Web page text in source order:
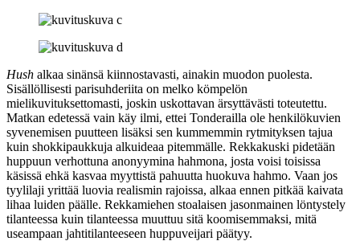
Hush alkaa sinänsä kiinnostavasti, ainakin muodon puolesta.
Sisällöllisesti parisuhderiita on melko kömpelön
mielikuvituksettomasti, joskin uskottavan ärsyttävästi toteutettu.
Matkan edetessä vain käy ilmi, ettei Tonderailla ole henkilökuvien
syvenemisen puutteen lisäksi sen kummemmin rytmityksen tajua
kuin shokkipaukkuja alkuideaa pitemmälle. Rekkakuski pidetään
huppuun verhottuna anonyymina hahmona, josta voisi toisissa
käsissä ehkä kasvaa myyttistä pahuutta huokuva hahmo. Vaan jos
tyylilaji yrittää luovia realismin rajoissa, alkaa ennen pitkää kaivata
lihaa luiden päälle. Rekkamiehen stoalaisen jasonmainen löntystely
tilanteessa kuin tilanteessa muuttuu sitä koomisemmaksi, mitä
useampaan jahtitilanteeseen huppuveijari päätyy.